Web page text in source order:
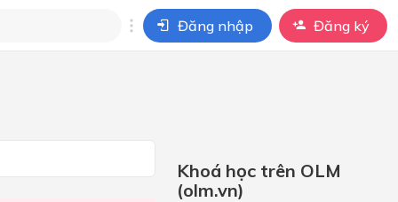
Đăng nhập Đăng ký
Khoá học trên OLM
(olm.vn)